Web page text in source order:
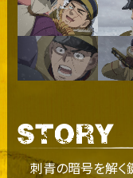
刺青の暗号を解く